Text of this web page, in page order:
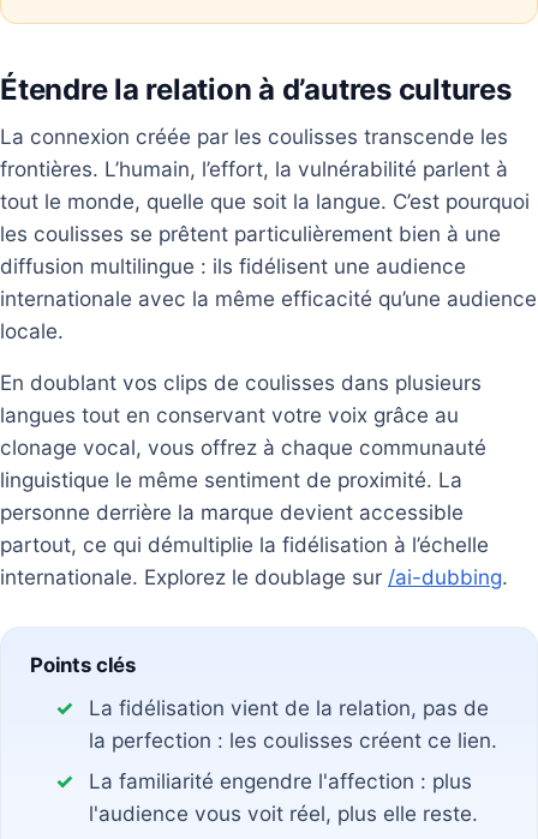
Étendre la relation à d’autres cultures
La connexion créée par les coulisses transcende les
frontières. L’humain, l’effort, la vulnérabilité parlent à
tout le monde, quelle que soit la langue. C’est pourquoi
les coulisses se prêtent particulièrement bien à une
diffusion multilingue : ils fidélisent une audience
internationale avec la même efficacité qu’une audience
locale.
En doublant vos clips de coulisses dans plusieurs
langues tout en conservant votre voix grâce au
clonage vocal, vous offrez à chaque communauté
linguistique le même sentiment de proximité. La
personne derrière la marque devient accessible
partout, ce qui démultiplie la fidélisation à l’échelle
internationale. Explorez le doublage sur /ai-dubbing.
Points clés
La fidélisation vient de la relation, pas de
la perfection : les coulisses créent ce lien.
La familiarité engendre l'affection : plus
l'audience vous voit réel, plus elle reste.